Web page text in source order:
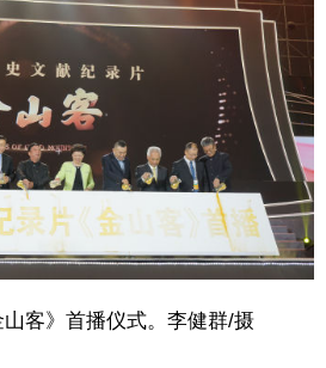
》首播仪式。李健群/摄